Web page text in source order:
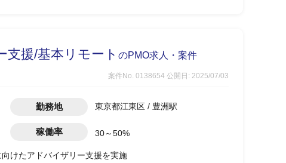
データの可視化、ダッシュボードの構築(UI、デザイン等
ための補助業務
ト、データの集計、データ分析の補助業務、報告のため
ラットフォームの構築補助業務、それに伴う資料の移行作
援/基本リモート のPMO求人・案件
案件No. 0138654 公開日: 2025/07/03
勤務地 東京都江東区 / 豊洲駅
稼働率 30～50%
けたアドバイザリー支援を実施